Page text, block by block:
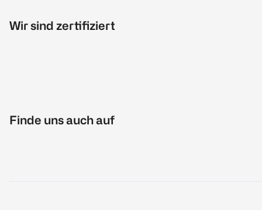
Wir sind zertifiziert
Finde uns auch auf